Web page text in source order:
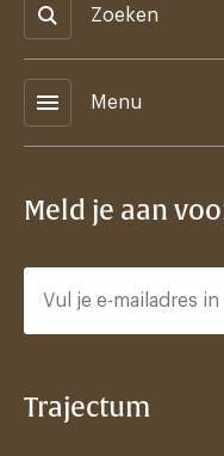
Zoeken
menu Menu
Meld je aan
Trajectum